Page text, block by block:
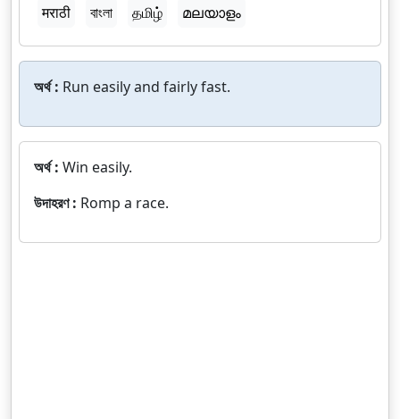
मराठी বাংলা தமிழ் മലയാളം
অর্থ : Run easily and fairly fast.
অর্থ : Win easily.
উদাহরণ : Romp a race.